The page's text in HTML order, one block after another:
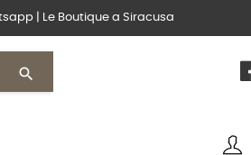
Le Boutique a Siracusa
search